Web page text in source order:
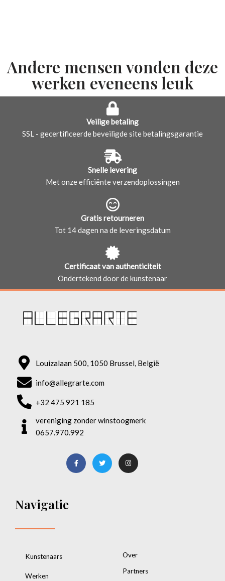
Andere mensen vonden deze
werken eveneens leuk
Veilige betaling
SSL - gecertificeerde beveiligde site betalingsgarantie
Snelle levering
Met onze efficiënte verzendoplossingen
Gratis retourneren
Tot 14 dagen na de leveringsdatum
Certificaat van authenticiteit
Ondertekend door de kunstenaar
Louizalaan 500, 1050 Brussel, België
info@allegrarte.com
+32 475 921 185
vereniging zonder winstoogmerk
0657.970.992
Navigatie
Kunstenaars
Werken
Over
Partners